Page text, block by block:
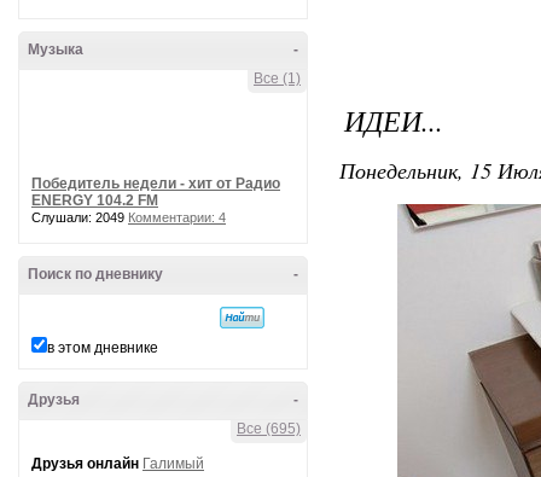
-
Музыка
Все (1)
Победитель недели - хит от Радио
ENERGY 104.2 FM
Слушали: 2049 Комментарии: 4
-
Поиск по дневнику
в этом дневнике
-
Друзья
Все (695)
Друзья онлайн Галимый
ИДЕИ...
Понедельник, 15